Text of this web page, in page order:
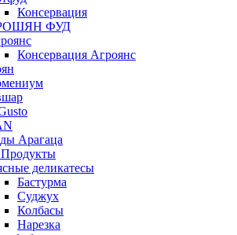
Консервация
ФУД
Консервация Агроянс
Арагаца
деликатесы
Бастурма
Суджух
Колбасы
Нарезка